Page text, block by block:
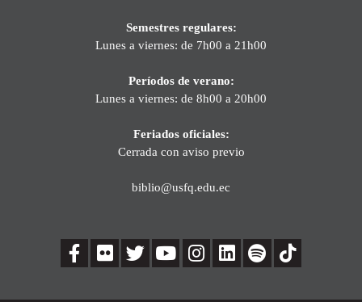
Semestres regulares:
Lunes a viernes: de 7h00 a 21h00
Períodos de verano:
Lunes a viernes: de 8h00 a 20h00
Feriados oficiales:
Cerrada con aviso previo
biblio@usfq.edu.ec